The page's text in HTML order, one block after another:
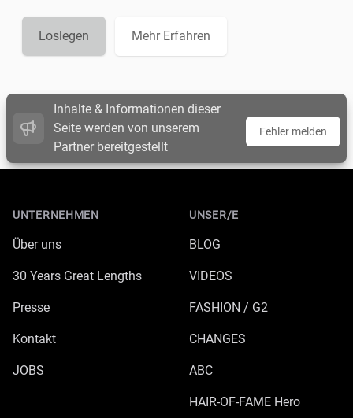
Loslegen Mehr Erfahren
Inhalte & Informationen dieser
Seite werden von unserem
Partner bereitgestellt
Fehler melden
UNTERNEHMEN
Über uns
30 Years Great Lengths
Presse
Kontakt
JOBS
UNSER/E
BLOG
VIDEOS
FASHION / G2
CHANGES
ABC
HAIR-OF-FAME Hero